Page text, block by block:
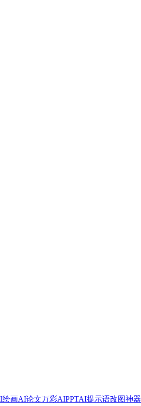
绘画AI论文万彩AIPPTAI提示语改图神器